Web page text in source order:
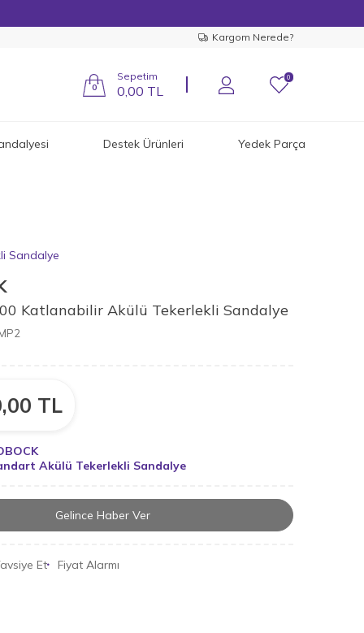
Kargom Nerede?
0
Sepetim
0,00 TL
0
Destek Ürünleri Yedek Parça
Sandalye
Katlanabilir Akülü Tekerlekli Sandalye
TL
Akülü Tekerlekli Sandalye
Gelince Haber Ver
Et Fiyat Alarmı